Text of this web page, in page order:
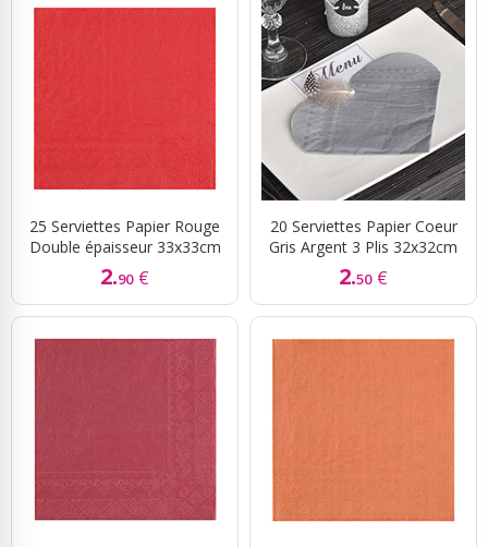
25 Serviettes Papier Rouge
Double épaisseur 33x33cm
2.90 €
20 Serviettes Papier Coeur
Gris Argent 3 Plis 32x32cm
2.50 €